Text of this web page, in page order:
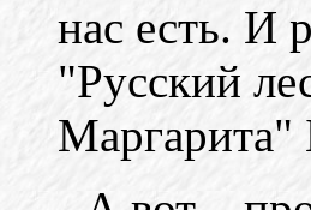
нас есть. И
"Русский
Маргарита"